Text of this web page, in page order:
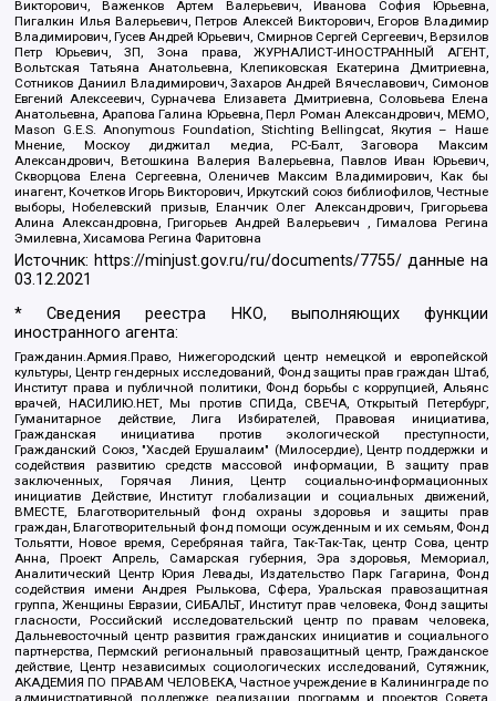
Викторович, Важенков Артем Валерьевич, Иванова София Юрьевна,
Пигалкин Илья Валерьевич, Петров Алексей Викторович, Егоров Владимир
Владимирович, Гусев Андрей Юрьевич, Смирнов Сергей Сергеевич, Верзилов
Петр Юрьевич, ЗП, Зона права, ЖУРНАЛИСТ-ИНОСТРАННЫЙ АГЕНТ,
Вольтская Татьяна Анатольевна, Клепиковская Екатерина Дмитриевна,
Сотников Даниил Владимирович, Захаров Андрей Вячеславович, Симонов
Евгений Алексеевич, Сурначева Елизавета Дмитриевна, Соловьева Елена
Анатольевна, Арапова Галина Юрьевна, Перл Роман Александрович, МЕМО,
Mason G.E.S. Anonymous Foundation, Stichting Bellingcat, Якутия – Наше
Мнение, Москоу диджитал медиа, РС-Балт, Заговора Максим
Александрович, Ветошкина Валерия Валерьевна, Павлов Иван Юрьевич,
Скворцова Елена Сергеевна, Оленичев Максим Владимирович, Как бы
инагент, Кочетков Игорь Викторович, Иркутский союз библиофилов, Честные
выборы, Нобелевский призыв, Еланчик Олег Александрович, Григорьева
Алина Александровна, Григорьев Андрей Валерьевич , Гималова Регина
Эмилевна, Хисамова Регина Фаритовна
Источник: https://minjust.gov.ru/ru/documents/7755/ данные на
03.12.2021
* Сведения реестра НКО, выполняющих функции
иностранного агента:
Гражданин.Армия.Право, Нижегородский центр немецкой и европейской
культуры, Центр гендерных исследований, Фонд защиты прав граждан Штаб,
Институт права и публичной политики, Фонд борьбы с коррупцией, Альянс
врачей, НАСИЛИЮ.НЕТ, Мы против СПИДа, СВЕЧА, Открытый Петербург,
Гуманитарное действие, Лига Избирателей, Правовая инициатива,
Гражданская инициатива против экологической преступности,
Гражданский Союз, "Хасдей Ерушалаим" (Милосердие), Центр поддержки и
содействия развитию средств массовой информации, В защиту прав
заключенных, Горячая Линия, Центр социально-информационных
инициатив Действие, Институт глобализации и социальных движений,
ВМЕСТЕ, Благотворительный фонд охраны здоровья и защиты прав
граждан, Благотворительный фонд помощи осужденным и их семьям, Фонд
Тольятти, Новое время, Серебряная тайга, Так-Так-Так, центр Сова, центр
Анна, Проект Апрель, Самарская губерния, Эра здоровья, Мемориал,
Аналитический Центр Юрия Левады, Издательство Парк Гагарина, Фонд
содействия имени Андрея Рылькова, Сфера, Уральская правозащитная
группа, Женщины Евразии, СИБАЛЬТ, Институт прав человека, Фонд защиты
гласности, Российский исследовательский центр по правам человека,
Дальневосточный центр развития гражданских инициатив и социального
партнерства, Пермский региональный правозащитный центр, Гражданское
действие, Центр независимых социологических исследований, Сутяжник,
АКАДЕМИЯ ПО ПРАВАМ ЧЕЛОВЕКА, Частное учреждение в Калининграде по
административной поддержке реализации программ и проектов Совета